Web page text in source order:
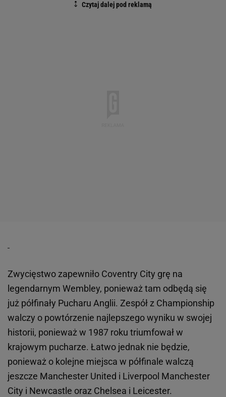
Zwycięstwo zapewniło Coventry City grę na
legendarnym Wembley, ponieważ tam odbędą się
już półfinały Pucharu Anglii. Zespół z Championship
walczy o powtórzenie najlepszego wyniku w swojej
historii, ponieważ w 1987 roku triumfował w
krajowym pucharze. Łatwo jednak nie będzie,
ponieważ o kolejne miejsca w półfinale walczą
jeszcze Manchester United i Liverpool Manchester
City i Newcastle oraz Chelsea i Leicester.